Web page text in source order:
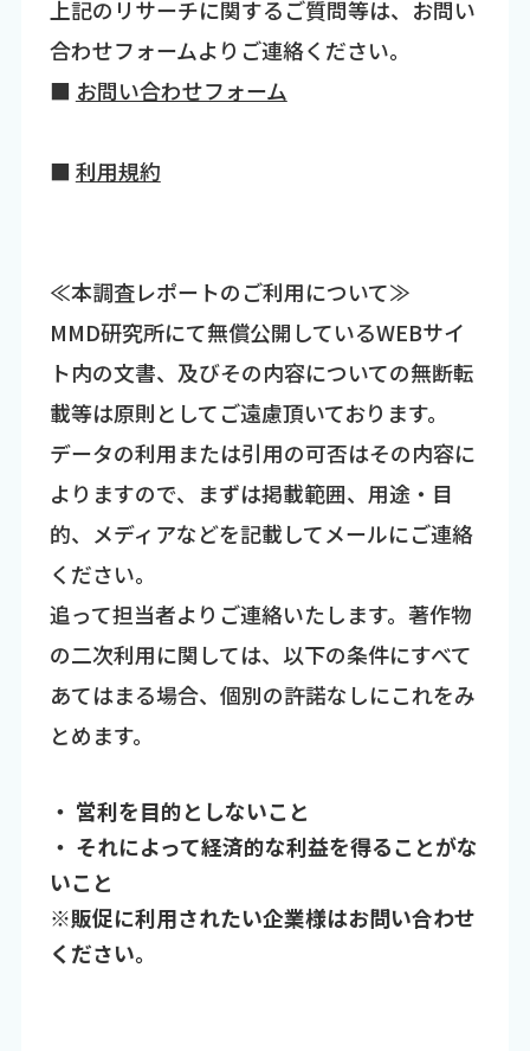
上記のリサーチに関するご質問等は、お問い
合わせフォームよりご連絡ください。
■ お問い合わせフォーム
■ 利用規約
≪本調査レポートのご利用について≫
MMD研究所にて無償公開しているWEBサイ
ト内の文書、及びその内容についての無断転
載等は原則としてご遠慮頂いております。
データの利用または引用の可否はその内容に
よりますので、まずは掲載範囲、用途・目
的、メディアなどを記載してメールにご連絡
ください。
追って担当者よりご連絡いたします。著作物
の二次利用に関しては、以下の条件にすべて
あてはまる場合、個別の許諾なしにこれをみ
とめます。
・ 営利を目的としないこと
・ それによって経済的な利益を得ることがな
いこと
※販促に利用されたい企業様はお問い合わせ
ください。